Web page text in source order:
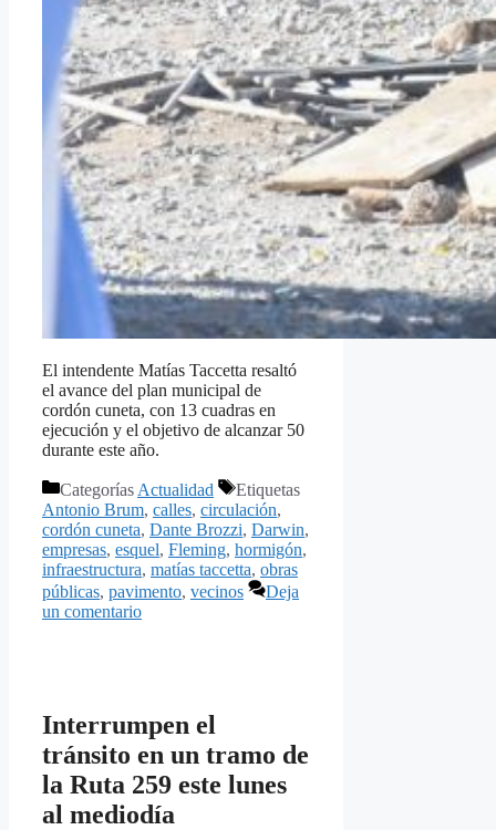
El intendente Matías Taccetta resaltó
el avance del plan municipal de
cordón cuneta, con 13 cuadras en
ejecución y el objetivo de alcanzar 50
durante este año.
Categorías Actualidad
Etiquetas
Antonio Brum, calles, circulación,
cordón cuneta, Dante Brozzi, Darwin,
empresas, esquel, Fleming, hormigón,
infraestructura, matías taccetta, obras
públicas, pavimento, vecinos
Deja
un comentario
Interrumpen el
tránsito en un tramo de
la Ruta 259 este lunes
al mediodía